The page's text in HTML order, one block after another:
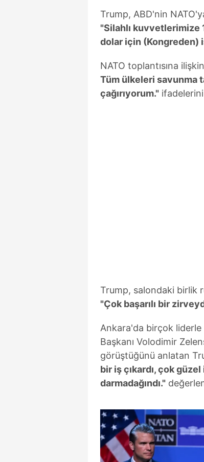
mevzuata uygun
Trump, ABD'nin
"Silahlı kuvvetlerimize
dolar için (Kongreden)
NATO toplantısına
Tüm ülkeleri savunma
çağırıyorum."
Trump, salondaki birlik
"Çok başarılı bir
Ankara'da birçok liderle
Başkanı Volodimir
görüştüğünü anlatan
bir iş çıkardı, çok
darmadağındı."